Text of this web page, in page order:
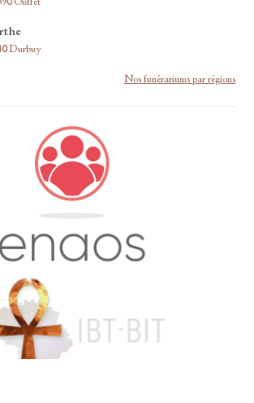
Durbuy
Nos funérariums par régions